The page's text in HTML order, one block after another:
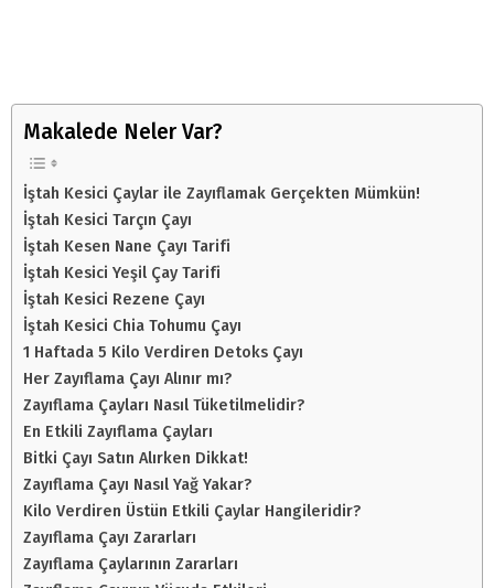
Makalede Neler Var?
İştah Kesici Çaylar ile Zayıflamak Gerçekten Mümkün!
İştah Kesici Tarçın Çayı
İştah Kesen Nane Çayı Tarifi
İştah Kesici Yeşil Çay Tarifi
İştah Kesici Rezene Çayı
İştah Kesici Chia Tohumu Çayı
1 Haftada 5 Kilo Verdiren Detoks Çayı
Her Zayıflama Çayı Alınır mı?
Zayıflama Çayları Nasıl Tüketilmelidir?
En Etkili Zayıflama Çayları
Bitki Çayı Satın Alırken Dikkat!
Zayıflama Çayı Nasıl Yağ Yakar?
Kilo Verdiren Üstün Etkili Çaylar Hangileridir?
Zayıflama Çayı Zararları
Zayıflama Çaylarının Zararları